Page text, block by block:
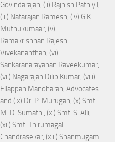
Govindarajan, (ii) Rajnish Pathiyil,
(iii) Natarajan Ramesh, (iv) G.K.
Muthukumaar, (v)
Ramakrishnan Rajesh
Vivekananthan, (vi)
Sankaranarayanan Raveekumar,
(vii) Nagarajan Dilip Kumar, (viii)
Ellappan Manoharan, Advocates
and (ix) Dr. P. Murugan, (x) Smt.
M. D. Sumathi, (xi) Smt. S. Alli,
(xii) Smt. Thirumagal
Chandrasekar, (xiii) Shanmugam